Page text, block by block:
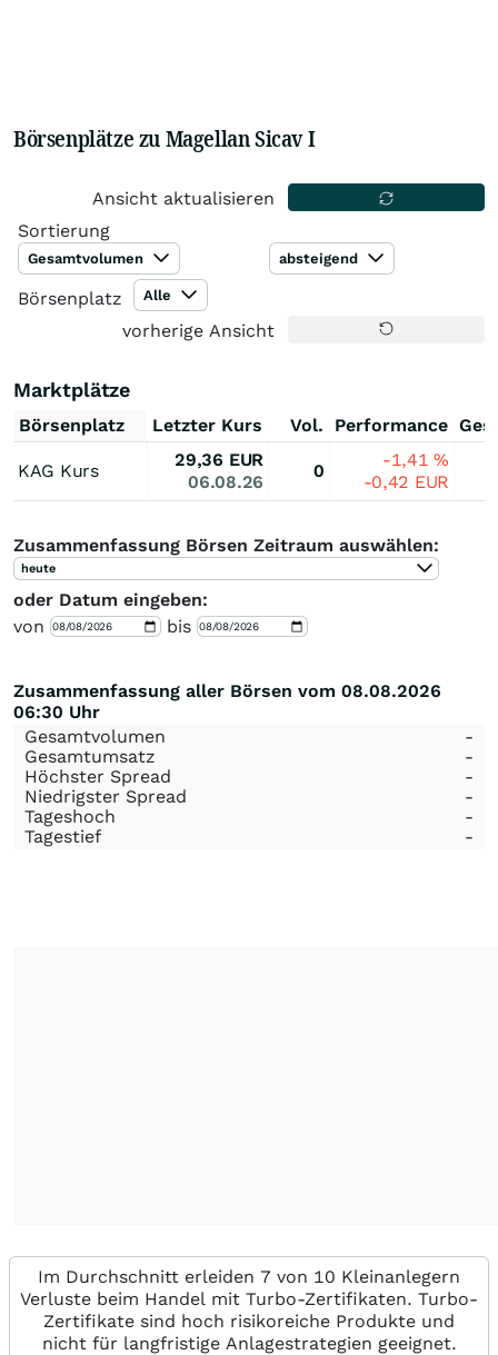
Börsenplätze zu Magellan Sicav I
Ansicht aktualisieren
Sortierung
Gesamtvolumen absteigend
Börsenplatz Alle
vorherige Ansicht
Marktplätze
Börsenplatz Letzter Kurs Vol. Performance
KAG Kurs
29,36 EUR
06.08.26
0
-1,41%
-0,42 EUR
Zusammenfassung Börsen Zeitraum auswählen:
heute
oder Datum eingeben:
von
bis
Zusammenfassung aller Börsen vom 08.08.2026
06:30 Uhr
Gesamtvolumen
-
Gesamtumsatz
-
Höchster Spread
-
Niedrigster Spread
-
Tageshoch
-
Tagestief
-
Im Durchschnitt erleiden 7 von 10 Kleinanlegern
Verluste beim Handel mit Turbo-Zertifikaten. Turbo-
Zertifikate sind hoch risikoreiche Produkte und
nicht für langfristige Anlagestrategien geeignet.